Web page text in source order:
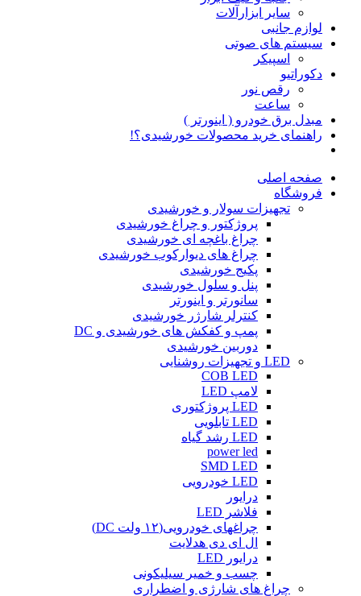
سایر ابزارآلات
لوازم جانبی
سیستم های صوتی
اسپیکر
دکوراتیو
رقص نور
ساعت
مبدل برق خودرو ( اینورتر )
راهنمای خرید محصولات خورشیدی؟!
صفحه اصلی
فروشگاه
تجهیزات سولار و خورشیدی
پروژکتور و چراغ خورشیدی
چراغ باغچه ای خورشیدی
چراغ های دیوارکوب خورشیدی
پکیج خورشیدی
پنل و سلول خورشیدی
سانورتر و اینورتر
کنترلر شارژر خورشیدی
پمپ و کفکش های خورشیدی و DC
دوربین خورشیدی
LED و تجهیزات روشنایی
COB LED
لامپ LED
LED پروژکتوری
LED تابلویی
LED رشد گیاه
power led
SMD LED
LED خودرویی
درایور
فلاشر LED
چراغهای خودرویی(۱۲ ولت DC)
ال ای دی هدلایت
درایور LED
چسب و خمیر سیلیکونی
چراغ های شارژی و اضطراری